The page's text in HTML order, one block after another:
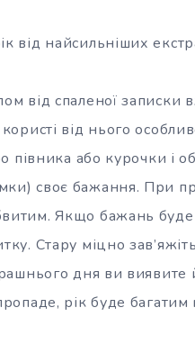
від найсильніших
від спаленої
від нього
півника або курочки і
своє бажання. При
Якщо бажань буде
Стару міцно
дня ви
рік буде